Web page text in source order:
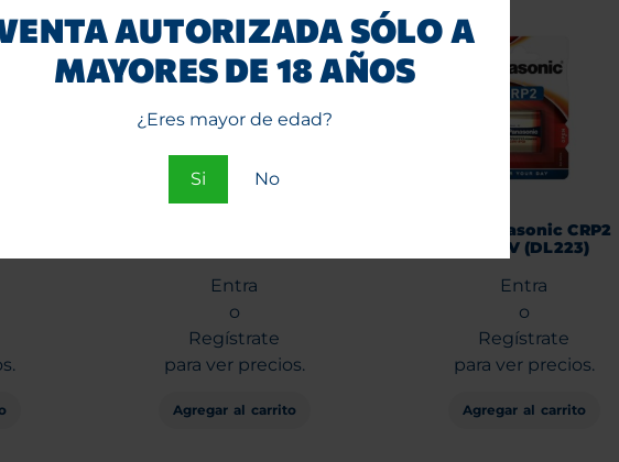
AUTORIZADA SÓLO A
MAYORES DE 18 AÑOS
¿Eres mayor de edad?
Si No
N°1
Entra
o
Regístrate
para ver precios.
Agregar al carrito
Pila Panasonic CRP2
litio 6V (DL223)
Entra
o
Regístrate
para ver precios.
Agregar al carrito